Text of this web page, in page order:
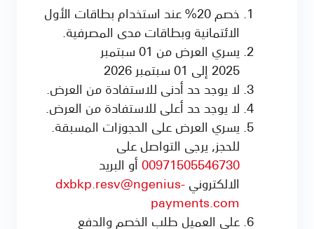
خصم 20% عند استخدام بطاقات الأول
الائتمانية وبطاقات مدى المصرفية.
يسري العرض من 01 سبتمبر
2025 إلى 01 سبتمبر 2026
لا يوجد حد أدنى للاستفادة من العرض.
لا يوجد حد أعلى للاستفادة من العرض.
يسري العرض على الحجوزات المسبقة.
للحجز, يرجى التواصل على
00971505546730أو البريد
الالكترونيdxbkp.resv@ngenius-
payments.com
على العميل طلب الخصم والدفع